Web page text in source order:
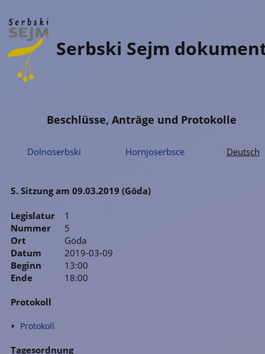
Dolnoserbski Hornjoserbsce Deutsch
Serbski Sejm
Beschlüsse, Anträge und Protokolle
5. Sitzung am 09.03.2019 (Göda)
Legislatur
1
Nummer
5
Ort
Göda
Datum
2019-03-09
Beginn
13:00
Ende
18:00
Protokoll
Protokoll
Tagesordnung